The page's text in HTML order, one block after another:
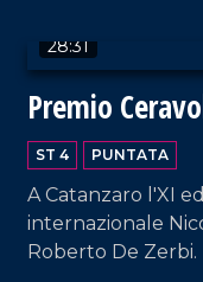
28:31
Premio
ST 4 PUNTATA
A Catanzaro l'XI
internazionale
Roberto De Zerbi.
VAI AL TITOLO